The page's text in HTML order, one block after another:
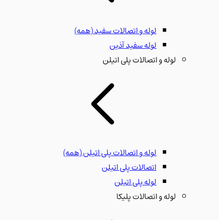
لوله و اتصالات سفید(همه)
لوله سفید آذین
لوله و اتصالات پلی اتیلن
لوله و اتصالات پلی اتیلن(همه)
اتصالات پلی اتیلن
لوله پلی اتیلن
لوله و اتصالات پلیکا